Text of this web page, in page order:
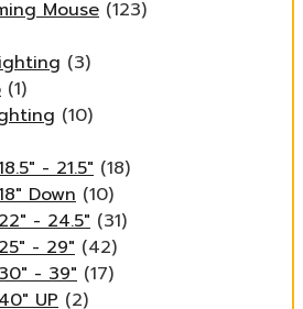
Mouse (123)
(3)
(1)
(10)
- 21.5" (18)
Down (10)
- 24.5" (31)
- 29" (42)
- 39" (17)
UP (2)